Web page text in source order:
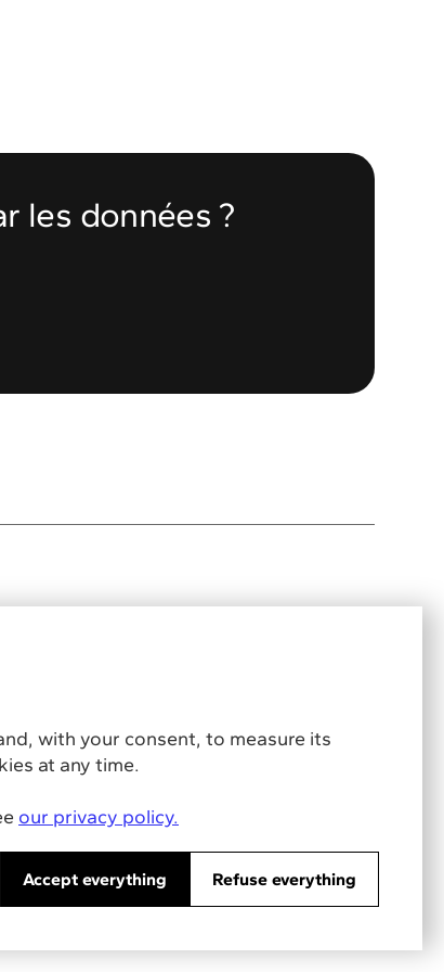
les données ?
with your consent, to measure its
at any time.
our privacy policy.
Accept everything Refuse everything